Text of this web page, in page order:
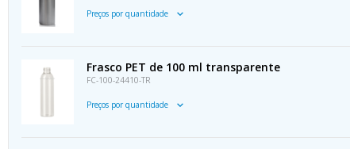
Preços por quantidade
Frasco PET de 100 ml transparente
FC-100-24410-TR
Preços por quantidade